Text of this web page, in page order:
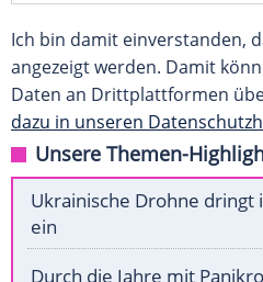
Ich bin damit einverstanden,
angezeigt werden. Damit
Daten an Drittplattformen
dazu in unseren
Unsere Themen-
Ukrainische Drohne dringt
ein
Durch die Jahre mit